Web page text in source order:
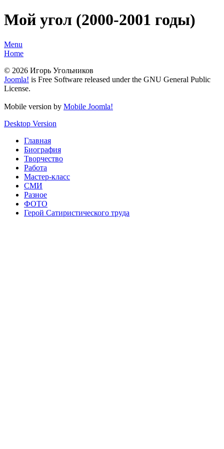
Мой угол (2000-2001 годы)
Menu
Home
© 2026 Игорь Угольников
Joomla! is Free Software released under the GNU General Public
License.
Mobile version by Mobile Joomla!
Desktop Version
Главная
Биография
Творчество
Работа
Мастер-класс
СМИ
Разное
ФОТО
Герой Сатиристического труда